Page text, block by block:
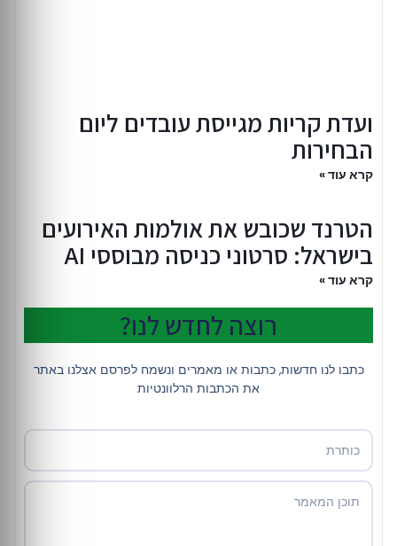
ועדת קריות מגייסת עובדים ליום
הבחירות
קרא עוד »
הטרנד שכובש את אולמות האירועים
בישראל: סרטוני כניסה מבוססי AI
קרא עוד »
רוצה לחדש לנו?
כתבו לנו חדשות, כתבות או מאמרים ונשמח לפרסם אצלנו באתר
את הכתבות הרלוונטיות